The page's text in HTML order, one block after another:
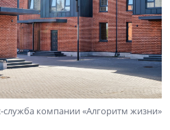
служба компании «Алгоритм жизни»